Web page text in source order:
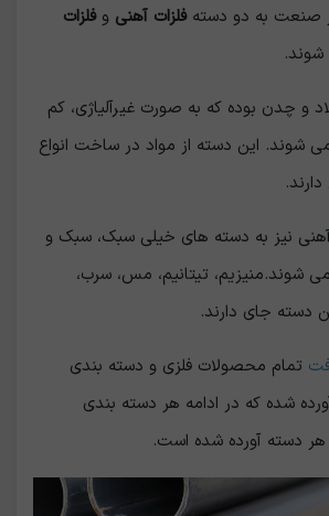
صنعت به دو دسته فلزات آهنی وفلزات
و چدن بوده که به صورت غیرآلیاژی، کم
می شوند. این دسته از مواد در ساخت انواع
دارند.
نیز به دسته های خیلی سبک، سبک و
شوند.منیزیم، تیتانیم، مس، سرب،
دسته جای دارند.
تمام محصولات فلزی و دسته بندی
شده که در ادامه هر دسته بندی
دسته آورده شده است.